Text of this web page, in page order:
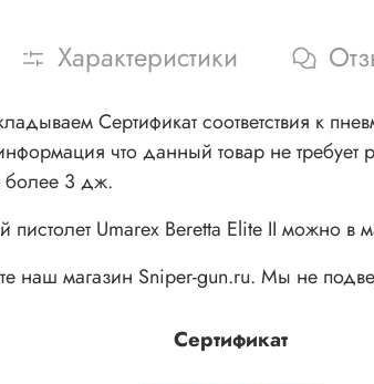
Характеристики
Сертификат соответствия к
что данный товар не
более 3 дж.
пистолет Umarex Beretta Elite II можно в
наш магазин Sniper-gun.ru. Мы не
Сертификат